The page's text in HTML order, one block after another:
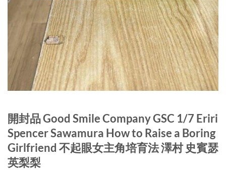
開封品 Good Smile Company GSC 1/7 Eriri
Spencer Sawamura How to Raise a Boring
Girlfriend 不起眼女主角培育法 澤村 史賓瑟
英梨梨